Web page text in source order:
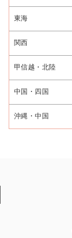
東海
関西
甲信越・北陸
中国・四国
沖縄・中国